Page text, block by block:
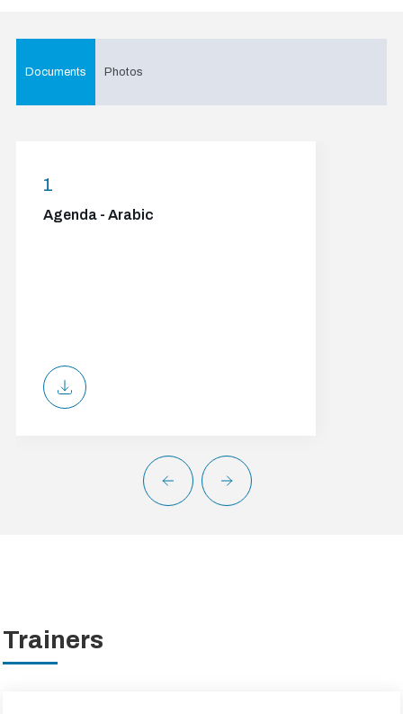
Documents
1
Agenda - Arabic
Photos
Trainers